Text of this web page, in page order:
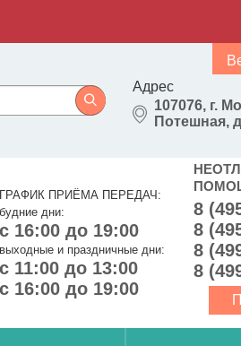
Адрес
107076, г.
Потешная,
ГРАФИК ПРИЁМА ПЕРЕДАЧ:
будние дни:
с 16:00 до 19:00
выходные и праздничные дни:
с 11:00 до 13:00
с 16:00 до 19:00
8
8
8
8